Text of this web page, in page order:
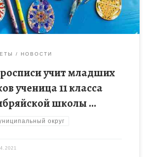
НОВОСТИ
учит младших
ученица 11 класса
школы …
округ